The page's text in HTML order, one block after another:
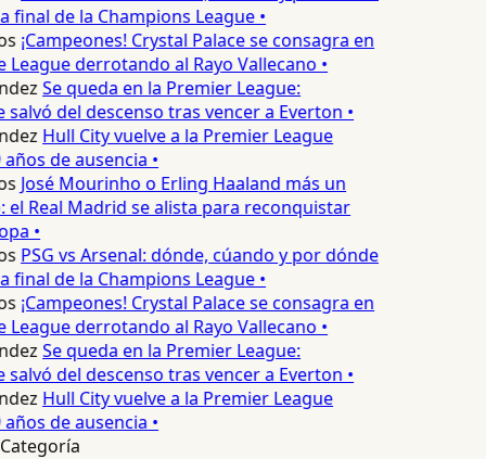
final de la Champions League •
¡Campeones! Crystal Palace se consagra en
derrotando al Rayo Vallecano •
Se queda en la Premier League:
del descenso tras vencer a Everton •
Hull City vuelve a la Premier League
de ausencia •
José Mourinho o Erling Haaland más un
el Real Madrid se alista para reconquistar
•
PSG vs Arsenal: dónde, cúando y por dónde
final de la Champions League •
¡Campeones! Crystal Palace se consagra en
derrotando al Rayo Vallecano •
Se queda en la Premier League:
del descenso tras vencer a Everton •
Hull City vuelve a la Premier League
de ausencia •
Categoría